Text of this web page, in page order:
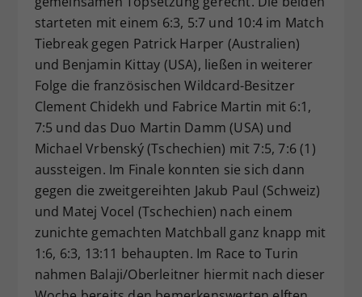
starteten mit einem 6:3, 5:7 und 10:4 im Match
Tiebreak gegen Patrick Harper (Australien)
und Benjamin Kittay (USA), ließen in weiterer
Folge die französischen Wildcard-Besitzer
Clement Chidekh und Fabrice Martin mit 6:1,
7:5 und das Duo Martin Damm (USA) und
Michael Vrbenský (Tschechien) mit 7:5, 7:6 (1)
aussteigen. Im Finale konnten sie sich dann
gegen die zweitgereihten Jakub Paul (Schweiz)
und Matej Vocel (Tschechien) nach einem
zunichte gemachten Matchball ganz knapp mit
1:6, 6:3, 13:11 behaupten. Im Race to Turin
nahmen Balaji/Oberleitner hiermit nach dieser